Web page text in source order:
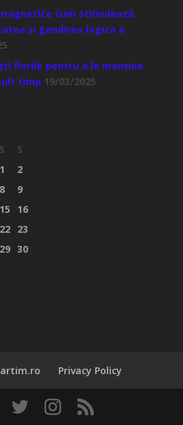
cum stimulează
și gandirea logica a
florile pentru a le menține
timp 19/03/2025
S
S
1
2
8
9
15
16
22 23
29 30
Privacy Policy